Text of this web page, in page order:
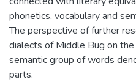
phonetics, vocabulary and
The perspective of further
dialects of Middle Bug on
semantic group of words
parts.